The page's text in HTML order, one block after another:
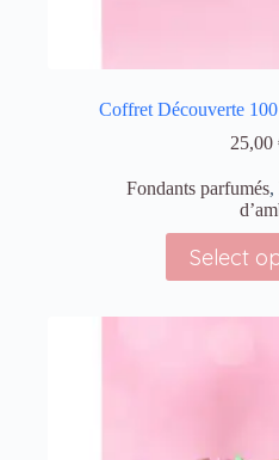
Coffret Découverte
25,00
Fondants parfumés,
Select